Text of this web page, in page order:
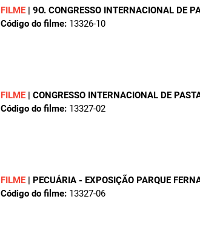
FILME | 9O. CONGRESSO INTERNACIONAL DE
Código do filme: 13326-10
FILME | CONGRESSO INTERNACIONAL DE
Código do filme: 13327-02
FILME | PECUÁRIA - EXPOSIÇÃO PARQUE
Código do filme: 13327-06